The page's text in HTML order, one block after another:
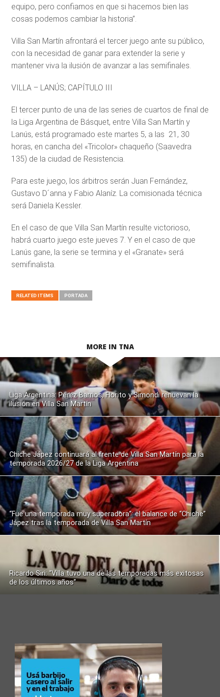
equipo, pero confiamos en que si hacemos bien las
cosas podemos cambiar la historia”.
Villa San Martín afrontará el tercer juego ante su público,
con la necesidad de ganar para extender la serie y
mantener viva la ilusión de avanzar a las semifinales.
VILLA – LANÚS; CAPÍTULO III
El tercer punto de una de las series de cuartos de final de
la Liga Argentina de Básquet, entre Villa San Martín y
Lanús, está programado este martes 5, a las 21, 30
horas, en cancha del «Tricolor» chaqueño (Saavedra
135) de la ciudad de Resistencia.
Para este juego, los árbitros serán Juan Fernández,
Gustavo D´anna y Fabio Alaníz. La comisionada técnica
será Daniela Kessler.
En el caso de que Villa San Martín resulte victorioso,
habrá cuarto juego este jueves 7. Y en el caso de que
Lanús gane, la serie se termina y el «Granate» será
semifinalista.
RELATED ITEMS PORTADA
MORE IN TNA
Liga Argentina: Pérez Barrios, Florito y Simondi renuevan la
ilusión en Villa San Martín
Chiche Jápez continuará al frente de Villa San Martín para la
temporada 2026/27 de la Liga Argentina
“Fue una temporada muy superadora”: el balance de “Chiche”
Jápez tras la temporada de Villa San Martín
Ricardo Siri: “Villa tuvo una de las temporadas más exitosas
de los últimos años”